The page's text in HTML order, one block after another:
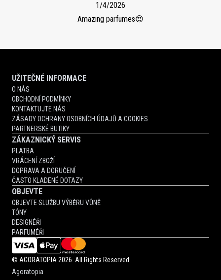
1/4/2026
Amazing parfumes😍
UŽITEČNÉ INFORMACE
O NÁS
OBCHODNÍ PODMÍNKY
KONTAKTUJTE NÁS
ZÁSADY OCHRANY OSOBNÍCH ÚDAJŮ A COOKIES
PARTNERSKÉ BUTIKY
ZÁKAZNICKÝ SERVIS
PLATBA
VRÁCENÍ ZBOŽÍ
DOPRAVA A DORUČENÍ
ČASTO KLADENÉ DOTAZY
OBJEVTE
OBJEVTE SLUŽBU VÝBĚRU VŮNĚ
TÓNY
DESIGNÉŘI
PARFUMÉŘI
© AGORATOPIA 2026. All Rights Reserved.
Agoratopia